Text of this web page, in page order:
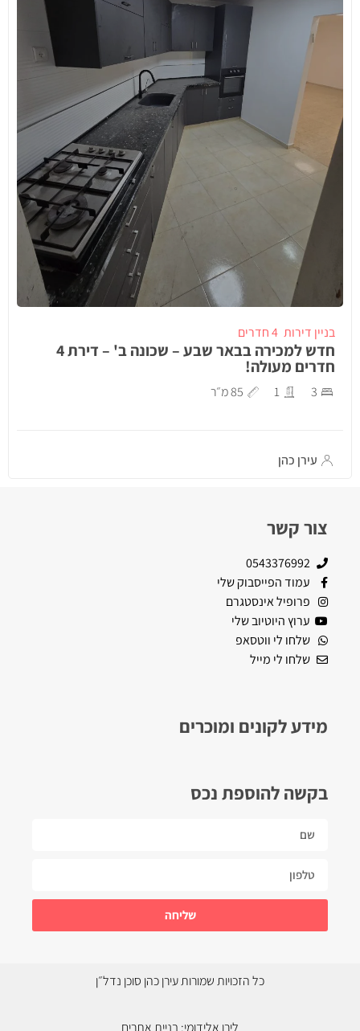
בניין דירות 4 חדרים
חדש למכירה בבאר שבע – שכונה ב' – דירת 4
חדרים מעולה!
3
1 85 מ״ר
עירן כהן
צור קשר
0543376992
עמוד הפייסבוק שלי
פרופיל אינסטגרם
ערוץ היוטיוב שלי
שלחו לי ווטסאפ
שלחו לי מייל
מידע לקונים ומוכרים
בקשה להוספת נכס
שליחה
כל הזכויות שמורות עירן כהן סוכן נדל״ן
לירן אלידומי: בניית אתרים